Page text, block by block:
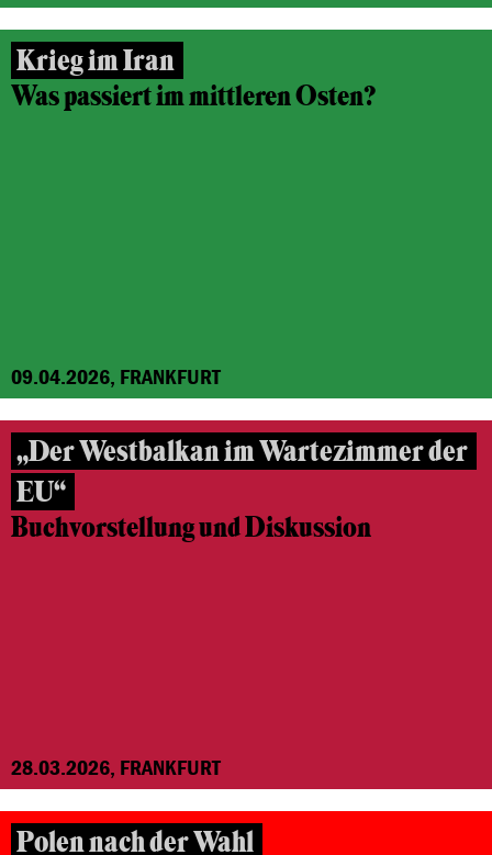
Krieg im Iran
Was passiert im mittleren Osten?
09.04.2026, FRANKFURT
„Der Westbalkan im Wartezimmer der
EU“
Buchvorstellung und Diskussion
28.03.2026, FRANKFURT
Polen nach der Wahl